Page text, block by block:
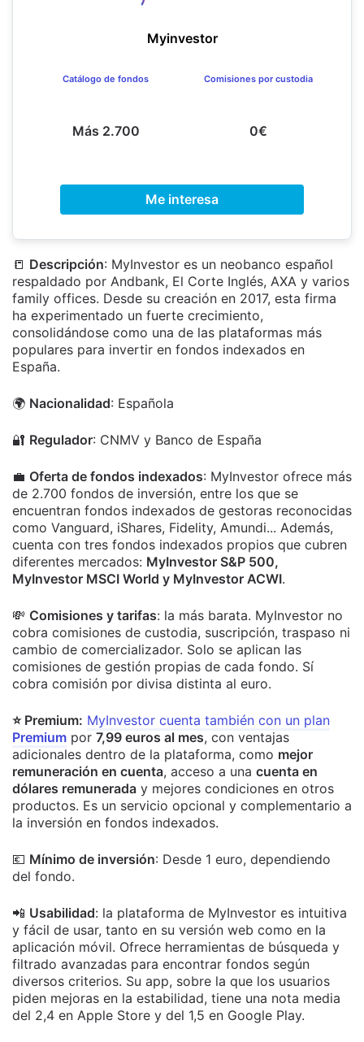
Myinvestor
Catálogo de fondos
Más 2.700
Comisiones por custodia
0€
Me interesa
📒 Descripción: MyInvestor es un neobanco español
respaldado por Andbank, El Corte Inglés, AXA y varios
family offices. Desde su creación en 2017, esta firma
ha experimentado un fuerte crecimiento,
consolidándose como una de las plataformas más
populares para invertir en fondos indexados en
España.
🌍 Nacionalidad: Española
🔐 Regulador: CNMV y Banco de España
💼 Oferta de fondos indexados: MyInvestor ofrece más
de 2.700 fondos de inversión, entre los que se
encuentran fondos indexados de gestoras reconocidas
como Vanguard, iShares, Fidelity, Amundi... Además,
cuenta con tres fondos indexados propios que cubren
diferentes mercados: MyInvestor S&P 500,
MyInvestor MSCI World y MyInvestor ACWI.
💸 Comisiones y tarifas: la más barata. MyInvestor no
cobra comisiones de custodia, suscripción, traspaso ni
cambio de comercializador. Solo se aplican las
comisiones de gestión propias de cada fondo. Sí
cobra comisión por divisa distinta al euro.
⭐ Premium: MyInvestor cuenta también con un plan
Premium por 7,99 euros al mes, con ventajas
adicionales dentro de la plataforma, como mejor
remuneración en cuenta, acceso a una cuenta en
dólares remunerada y mejores condiciones en otros
productos. Es un servicio opcional y complementario a
la inversión en fondos indexados.
💶 Mínimo de inversión: Desde 1 euro, dependiendo
del fondo.
📲 Usabilidad: la plataforma de MyInvestor es intuitiva
y fácil de usar, tanto en su versión web como en la
aplicación móvil. Ofrece herramientas de búsqueda y
filtrado avanzadas para encontrar fondos según
diversos criterios. Su app, sobre la que los usuarios
piden mejoras en la estabilidad, tiene una nota media
del 2,4 en Apple Store y del 1,5 en Google Play.